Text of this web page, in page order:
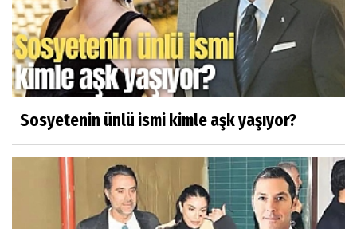
Sosyetenin ünlü ismi kimle aşk yaşıyor?